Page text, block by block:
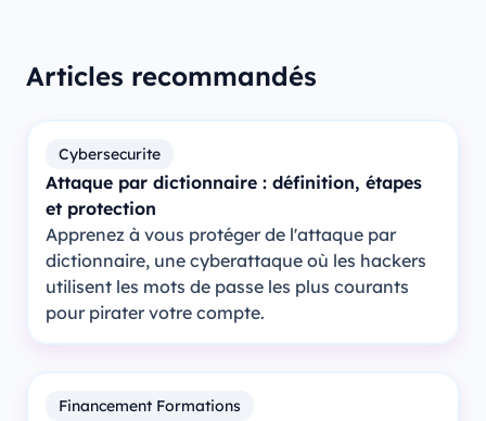
Articles recommandés
Cybersecurite
Attaque par dictionnaire : définition, étapes
et protection
Apprenez à vous protéger de l'attaque par
dictionnaire, une cyberattaque où les hackers
utilisent les mots de passe les plus courants
pour pirater votre compte.
Financement Formations